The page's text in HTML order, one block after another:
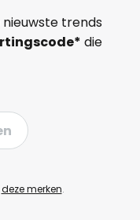
trends
die
deze merken.